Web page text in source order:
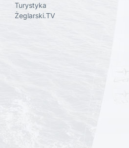
Turystyka
Żeglarski.TV